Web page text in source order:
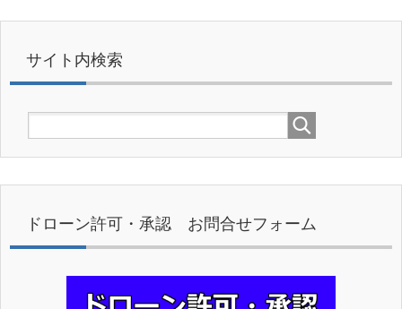
サイト内検索
ドローン許可・承認 お問合せフォーム